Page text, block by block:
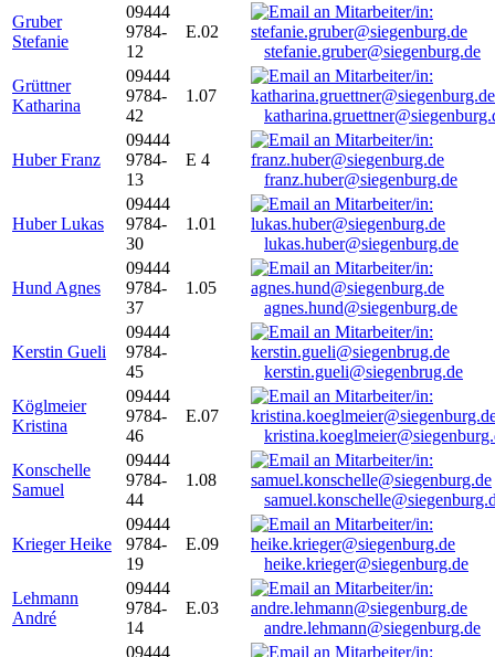
Gruber
Stefanie
09444
9784-
12
E.02
stefanie.gruber@siegenburg.de
Grüttner
Katharina
09444
9784-
42
1.07
Huber Franz
09444
9784-
13
E 4
franz.huber@siegenburg.de
Huber Lukas
09444
9784-
30
1.01
lukas.huber@siegenburg.de
Hund Agnes
09444
9784-
37
1.05
agnes.hund@siegenburg.de
Kerstin Gueli
09444
9784-
45
kerstin.gueli@siegenbrug.de
Köglmeier
Kristina
09444
9784-
46
E.07
Konschelle
Samuel
09444
9784-
44
1.08
Krieger Heike
09444
9784-
19
E.09
heike.krieger@siegenburg.de
Lehmann
André
09444
9784-
14
E.03
andre.lehmann@siegenburg.de
09444